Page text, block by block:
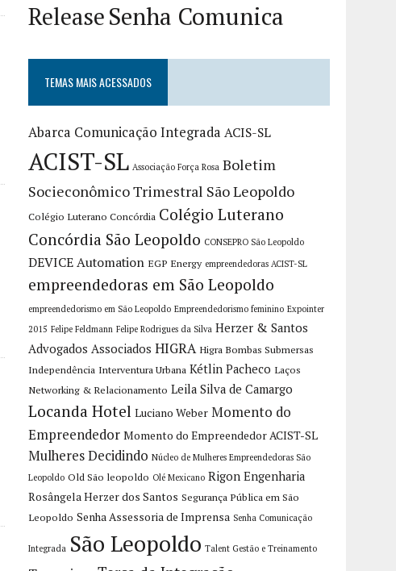
ReleaseSenha Comunica
TEMAS MAIS ACESSADOS
Abarca Comunicação Integrada ACIS-SL
ACIST-SL Associação Força Rosa Boletim
Socieconômico Trimestral São Leopoldo
Colégio Luterano Concórdia Colégio Luterano
Concórdia São Leopoldo CONSEPRO São Leopoldo
DEVICE Automation EGP Energy empreendedoras ACIST-SL
empreendedoras em São Leopoldo
empreendedorismo em São Leopoldo Empreendedorismo feminino Expointer
2015 Felipe Feldmann Felipe Rodrigues da Silva Herzer & Santos
Advogados Associados HIGRA Higra Bombas Submersas
Independência Interventura Urbana Kétlin Pacheco Laços
Networking & Relacionamento Leila Silva de Camargo
Locanda Hotel Luciano Weber Momento do
Empreendedor Momento do Empreendedor ACIST-SL
Mulheres Decidindo Núcleo de Mulheres Empreendedoras São
Leopoldo Old São leopoldo Olé Mexicano Rigon Engenharia
Rosângela Herzer dos Santos Segurança Pública em São
Leopoldo Senha Assessoria de Imprensa Senha Comunicação
Integrada São Leopoldo Talent Gestão e Treinamento